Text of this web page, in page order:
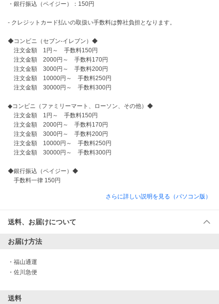
・銀行振込（ペイジー）：150円
- クレジットカード払いの取扱い手数料は弊社負担となります。
◆コンビニ（セブン-イレブン）◆
注文金額　1円～　手数料150円
注文金額　2000円～　手数料170円
注文金額　3000円～　手数料200円
注文金額　10000円～　手数料250円
注文金額　30000円～　手数料300円
◆コンビニ（ファミリーマート、ローソン、その他）◆
注文金額　1円～　手数料150円
注文金額　2000円～　手数料170円
注文金額　3000円～　手数料200円
注文金額　10000円～　手数料250円
注文金額　30000円～　手数料300円
◆銀行振込（ペイジー）◆
さらに詳しい説明を見る（パソコン版）
送料、お届けについて
お届け方法
・ 福山通運
・ 佐川急便
送料